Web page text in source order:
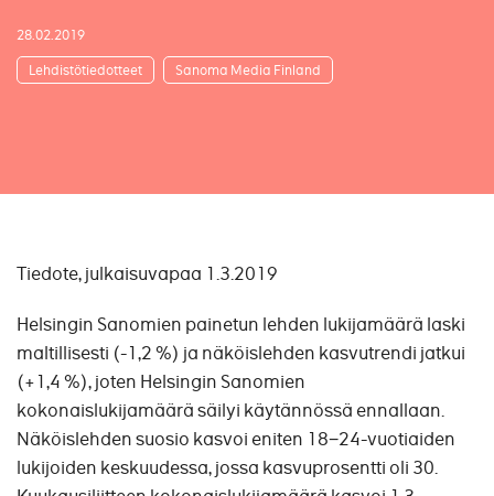
28.02.2019
Lehdistötiedotteet Sanoma Media Finland
Tiedote, julkaisuvapaa 1.3.2019
Helsingin Sanomien painetun lehden lukijamäärä laski
maltillisesti (-1,2 %) ja näköislehden kasvutrendi jatkui
(+1,4 %), joten Helsingin Sanomien
kokonaislukijamäärä säilyi käytännössä ennallaan.
Näköislehden suosio kasvoi eniten 18−24-vuotiaiden
lukijoiden keskuudessa, jossa kasvuprosentti oli 30.